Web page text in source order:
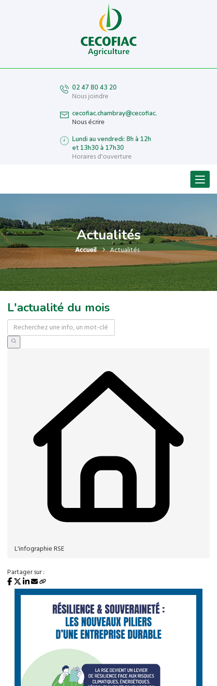
02 47 80 43 20
Nous joindre
cecofiac.chambray@cecofiac.fr
Nous écrire
Lundi au vendredi: 8h à 12h
et 13h30 à 17h30
Horaires d'ouverture
Menu
Actualités
Accueil Actualités
L'actualité du mois
L'infographie RSE
Partager sur :